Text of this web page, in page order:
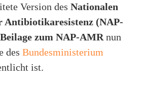
Version des Nationalen
Antibiotikaresistenz (NAP-
zum NAP-AMR nun
des Bundesministerium
ist.